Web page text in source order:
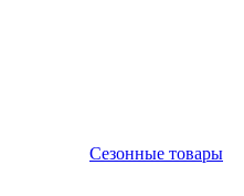
Сезонные товары